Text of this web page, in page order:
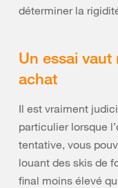
déterminer la
Un essai vaut
achat
Il est vraiment
particulier lorsque
tentative, vous
louant des skis de
final moins élevé